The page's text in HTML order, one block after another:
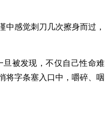
感觉刺刀几次擦身而过，
被发现，不仅自己性命难
将字条塞入口中，嚼碎、咽